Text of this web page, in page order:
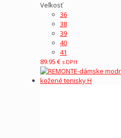
Veľkosť
36
38
39
40
41
89.95 € s DPH